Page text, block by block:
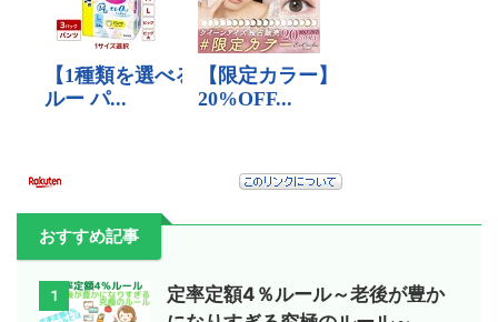
おすすめ記事
1
定率定額4％ルール～老後が豊か